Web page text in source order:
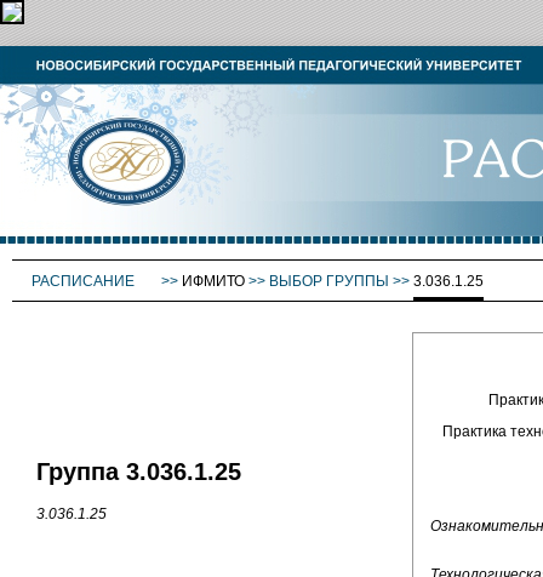
РАСПИСАНИЕ >> ИФМИТО >> ВЫБОР ГРУППЫ >> 3.036.1.25
Группа 3.036.1.25
3.036.1.25
Практика